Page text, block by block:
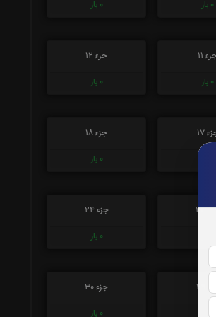
0 بار
0 بار
11
0 بار
جزء 12
0 بار
17
جزء 18
0 بار
23
جزء 24
0 بار
جزء 30
0 بار